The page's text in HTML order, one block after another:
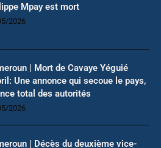
Mpay est mort
2026
| Mort de Cavaye Yéguié
Une annonce qui secoue le pays,
total des autorités
2026
| Décès du deuxième vice-